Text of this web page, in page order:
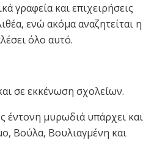
γραφεία και επιχειρήσεις
ενώ ακόμα αναζητείται η
όλο αυτό.
σε εκκένωση σχολείων.
μυρωδιά υπάρχει και
Βούλα, Βουλιαγμένη και